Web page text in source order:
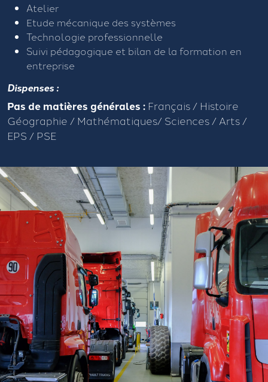
Atelier
Etude mécanique des systèmes
Technologie professionnelle
Suivi pédagogique et bilan de la formation en
entreprise
Dispenses :
Pas de matières générales : Français / Histoire
Géographie / Mathématiques/ Sciences / Arts /
EPS / PSE